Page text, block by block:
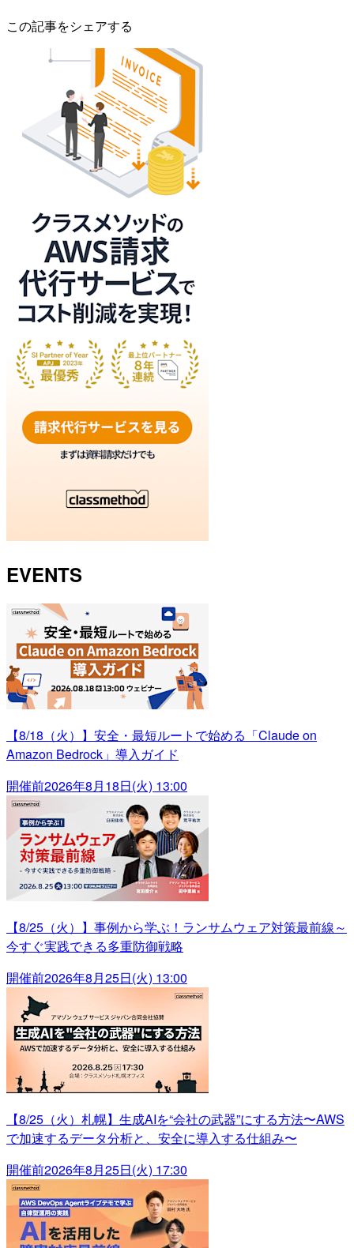
この記事をシェアする
EVENTS
【8/18（火）】安全・最短ルートで始める「Claude on
Amazon Bedrock」導入ガイド
開催前2026年8月18日(火) 13:00
【8/25（火）】事例から学ぶ！ランサムウェア対策最前線～
今すぐ実践できる多重防御戦略
開催前2026年8月25日(火) 13:00
【8/25（火）札幌】生成AIを“会社の武器”にする方法〜AWS
で加速するデータ分析と、安全に導入する仕組み〜
開催前2026年8月25日(火) 17:30